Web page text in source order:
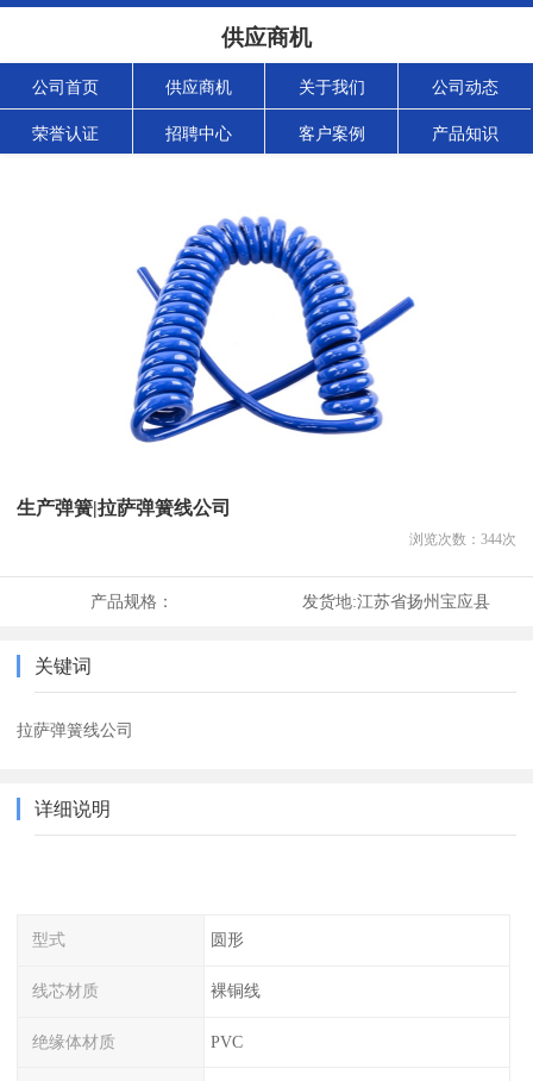
供应商机
公司首页 供应商机 关于我们 公司动态
荣誉认证 招聘中心 客户案例 产品知识
生产弹簧|拉萨弹簧线公司
浏览次数： 344次
产品规格： 发货地:江苏省扬州宝应县
关键词
拉萨弹簧线公司
详细说明
型式 圆形
线芯材质 裸铜线
绝缘体材质 PVC